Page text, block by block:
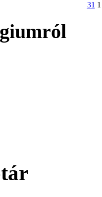
31 1